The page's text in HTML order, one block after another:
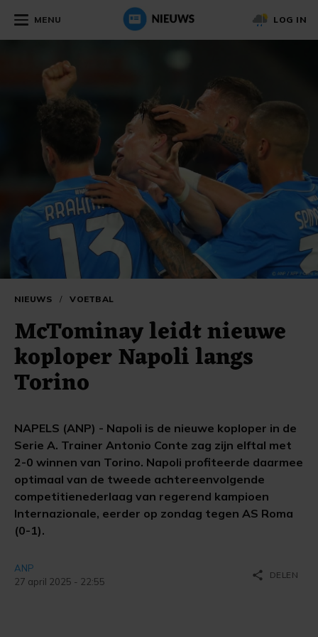
MENU LOG IN
NIEUWS / VOETBAL
McTominay leidt nieuwe
koploper Napoli langs
Torino
NAPELS (ANP) - Napoli is de nieuwe koploper in de
Serie A. Trainer Antonio Conte zag zijn elftal met
2-0 winnen van Torino. Napoli profiteerde daarmee
optimaal van de tweede achtereenvolgende
competitienederlaag van regerend kampioen
Internazionale, eerder op zondag tegen AS Roma
(0-1).
ANP
27 april 2025 - 22:55
share DELEN